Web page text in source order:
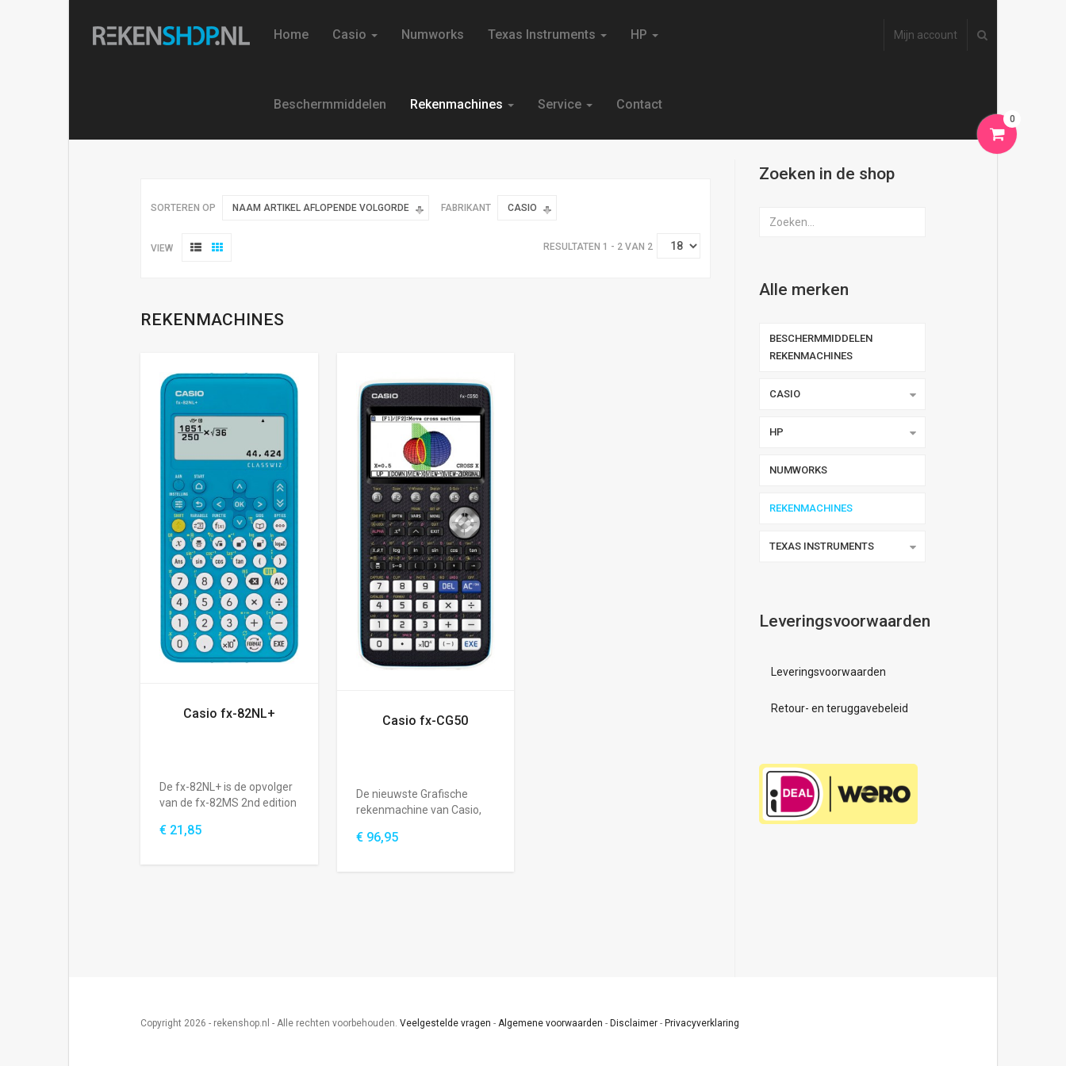
Home Casio Numworks Texas Instruments HP
Beschermmiddelen Rekenmachines Service Contact
0
Mijn account
SORTEREN OP NAAM ARTIKEL AFLOPENDE VOLGORDE FABRIKANT CASIO
RESULTATEN 1 - 2 VAN 2
VIEW
REKENMACHINES
Casio fx-82NL+
De fx-82NL+ is de opvolger
van de fx-82MS 2nd edition
€ 21,85
Casio fx-CG50
De nieuwste Grafische
rekenmachine van Casio,
€ 96,95
Zoeken in de shop
Alle merken
BESCHERMMIDDELEN
REKENMACHINES
CASIO
HP
NUMWORKS
REKENMACHINES
TEXAS INSTRUMENTS
Leveringsvoorwaarden
Leveringsvoorwaarden
Retour- en teruggavebeleid
Copyright 2026 - rekenshop.nl - Alle rechten voorbehouden. Veelgestelde vragen - Algemene voorwaarden - Disclaimer - Privacyverklaring